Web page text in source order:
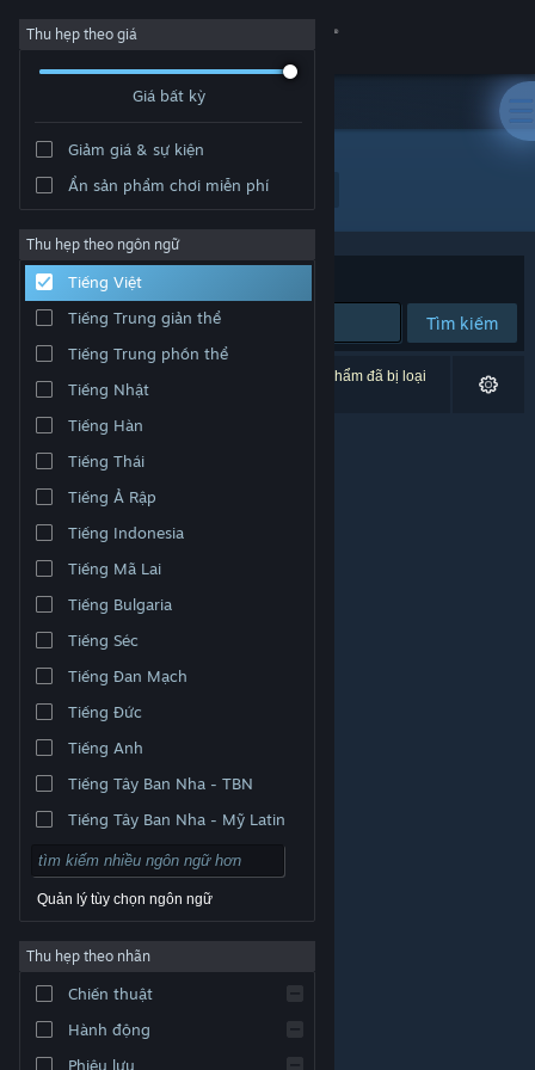
Đăng nhập
Cộng đồng
Thông tin
Hỗ trợ
Thay đổi ngôn ngữ
Cài ứng dụng Steam di động
Xem web cho desktop
thương hiệu là tài sản của chủ sở hữu tương ứng tại
Pháp lý
Hỗ trợ tiếp cận
ký Steam
|Hoàn tiền|
Thu hẹp theo giá
Giá bất kỳ
Giảm giá & sự kiện
Ẩn sản phẩm chơi miễn phí
Thu hẹp theo ngôn ngữ
Tiếng Việt
Tiếng Trung giản thể
Tiếng Trung phồn thể
Tiếng Nhật
Tiếng Hàn
Tiếng Thái
Tiếng Ả Rập
Tiếng Indonesia
Tiếng Mã Lai
Tiếng Bulgaria
Tiếng Séc
Tiếng Đan Mạch
Tiếng Đức
Tiếng Anh
Tiếng Tây Ban Nha - TBN
Tiếng Tây Ban Nha - Mỹ Latin
Quản lý tùy chọn ngôn ngữ
Thu hẹp theo nhãn
Chiến thuật
Hành động
Phiêu lưu
Nhà phát hành: Ginormocorp Holdings Ltd
Xếp theo Độ liên quan
Tìm kiếm
0 kết quả phù hợp tìm kiếm của bạn. 2 tựa sản phẩm đã bị loại
trừ dựa trên tùy chỉnh của bạn.